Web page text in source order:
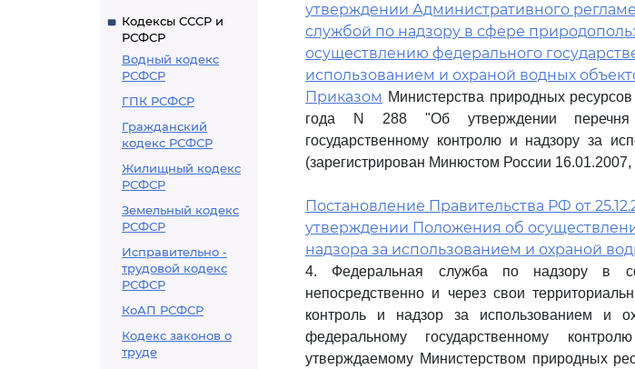
Кодексы СССР и
РСФСР
Водный кодекс
РСФСР
ГПК РСФСР
Гражданский
кодекс РСФСР
Жилищный кодекс
РСФСР
Земельный кодекс
РСФСР
Исправительно -
трудовой кодекс
РСФСР
КоАП РСФСР
Кодекс законов о
труде
утверждении Административного
службой по надзору в сфере
осуществлению федерального
использованием и охраной водных
Приказом Министерства природных
года N 288 "Об утверждении перечня
государственному контролю и надзору за
(зарегистрирован Минюстом России
Постановление Правительства РФ от
утверждении Положения об
надзора за использованием и охраной
4. Федеральная служба по надзору в
непосредственно и через свои
контроль и надзор за использованием и
федеральному государственному
утверждаемому Министерством природных